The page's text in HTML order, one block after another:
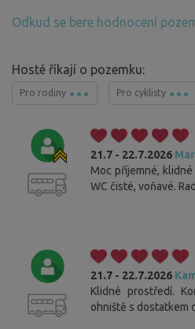
Odkud se bere hodnocení
Hosté říkají o pozemku:
Pro rodiny Pro cyklisty
21.7 - 22.7.2026
Moc příjemné,
WC čisté, voňavé.
21.7 - 22.7.2026
Klidné prostředí.
ohniště s dostatkem